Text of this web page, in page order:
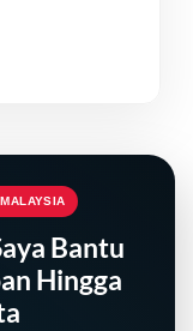
Bantu
Hingga